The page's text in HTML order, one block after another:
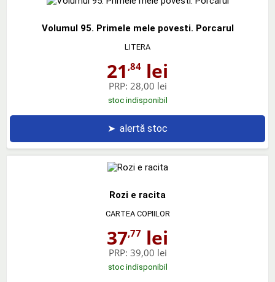
Volumul 95. Primele mele povesti. Porcarul
LITERA
21 ,84 lei
PRP: 28,00 lei
stoc indisponibil
➤ alertă stoc
Rozi e racita
CARTEA COPIILOR
37,77 lei
PRP: 39,00 lei
stoc indisponibil